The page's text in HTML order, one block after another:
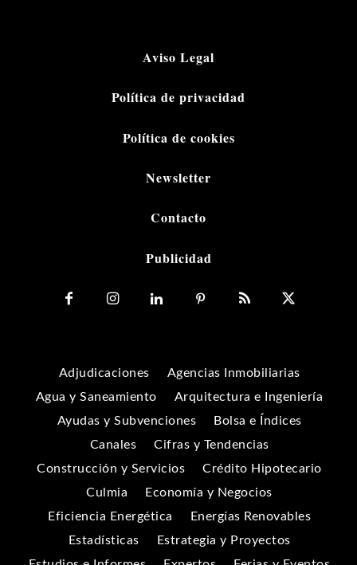
Aviso Legal
Política de privacidad
Política de cookies
Newsletter
Contacto
Publicidad
Adjudicaciones
Agencias Inmobiliarias
Agua y Saneamiento
Arquitectura e Ingeniería
Ayudas y Subvenciones
Bolsa e Índices
Canales
Cifras y Tendencias
Construcción y Servicios
Crédito Hipotecario
Culmia
Economía y Negocios
Eficiencia Energética
Energías Renovables
Estadísticas
Estrategia y Proyectos